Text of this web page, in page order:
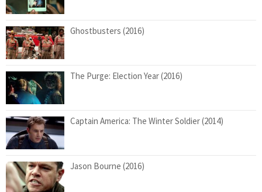
Ghostbusters (2016)
The Purge: Election Year (2016)
Captain America: The Winter Soldier (2014)
Jason Bourne (2016)